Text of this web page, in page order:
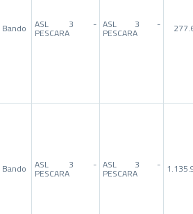
Bando ASL 3 -
PESCARA
ASL 3 -
PESCARA
Bando ASL 3 -
PESCARA
ASL 3 -
PESCARA